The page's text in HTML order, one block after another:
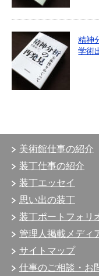
精神
学術
美術館仕事の紹介
装丁仕事の紹介
装丁エッセイ
思い出の装丁
装丁ポートフォリ
管理人掲載メディ
サイトマップ
仕事のご相談・お